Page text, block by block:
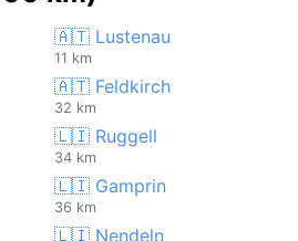
🇦🇹 Lustenau
11 km
🇦🇹 Feldkirch
32 km
🇱🇮 Ruggell
34 km
🇱🇮 Gamprin
36 km
🇱🇮 Nendeln